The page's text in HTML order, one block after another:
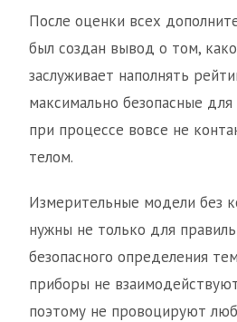
После оценки всех
был создан вывод о том,
заслуживает наполнять
максимально безопасные
при процессе вовсе не
телом.
Измерительные модели без
нужны не только для
безопасного определения
приборы не
поэтому не провоцируют